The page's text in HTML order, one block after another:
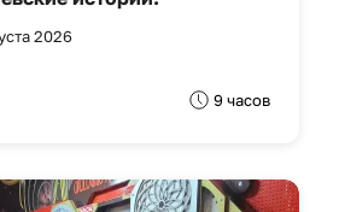
2026
9 часов